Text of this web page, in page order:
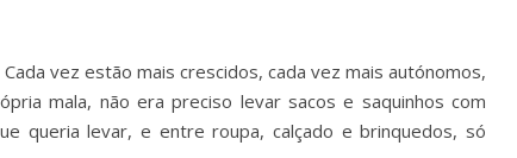
vez estão mais crescidos, cada vez mais autónomos,
mala, não era preciso levar sacos e saquinhos com
queria levar, e entre roupa, calçado e brinquedos, só